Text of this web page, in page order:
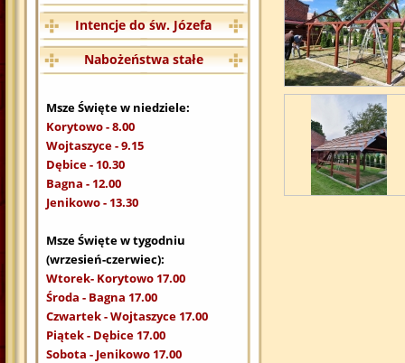
Intencje do św. Józefa
Nabożeństwa stałe
Msze Święte w niedziele:
Korytowo - 8.00
Wojtaszyce - 9.15
Dębice - 10.30
Bagna - 12.00
Jenikowo - 13.30
Msze Święte w tygodniu
(wrzesień-czerwiec):
Wtorek- Korytowo 17.00
Środa - Bagna 17.00
Czwartek - Wojtaszyce 17.00
Piątek - Dębice 17.00
Sobota - Jenikowo 17.00